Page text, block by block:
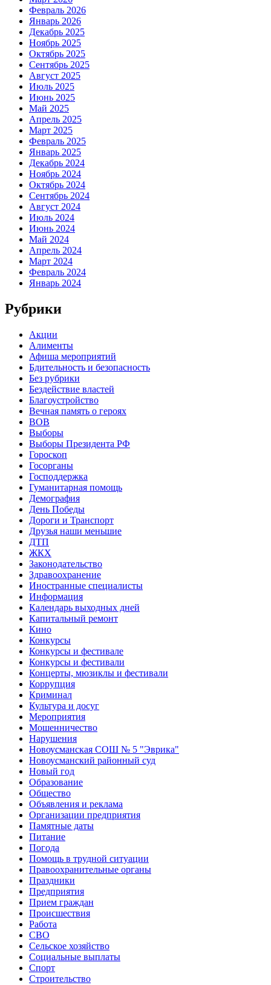
Февраль 2026
Январь 2026
Декабрь 2025
Ноябрь 2025
Октябрь 2025
Сентябрь 2025
Август 2025
Июль 2025
Июнь 2025
Май 2025
Апрель 2025
Март 2025
Февраль 2025
Январь 2025
Декабрь 2024
Ноябрь 2024
Октябрь 2024
Сентябрь 2024
Август 2024
Июль 2024
Июнь 2024
Май 2024
Апрель 2024
Март 2024
Февраль 2024
Январь 2024
Рубрики
Акции
Алименты
Афиша мероприятий
Бдительность и безопасность
Без рубрики
Бездействие властей
Благоустройство
Вечная память о героях
ВОВ
Выборы
Выборы Президента РФ
Гороскоп
Госорганы
Господдержка
Гуманитарная помощь
Демография
День Победы
Дороги и Транспорт
Друзья наши меньшие
ДТП
ЖКХ
Законодательство
Здравоохранение
Иностранные специалисты
Информация
Календарь выходных дней
Капитальный ремонт
Кино
Конкурсы
Конкурсы и фестивале
Конкурсы и фестивали
Концерты, мюзиклы и фестивали
Коррупция
Криминал
Культура и досуг
Мероприятия
Мошенничество
Нарушения
Новоусманская СОШ № 5 "Эврика"
Новоусманский районный суд
Новый год
Образование
Общество
Объявления и реклама
Организации предприятия
Памятные даты
Питание
Погода
Помощь в трудной ситуации
Правоохранительные органы
Праздники
Предприятия
Прием граждан
Происшествия
Работа
СВО
Сельское хозяйство
Социальные выплаты
Спорт
Строительство